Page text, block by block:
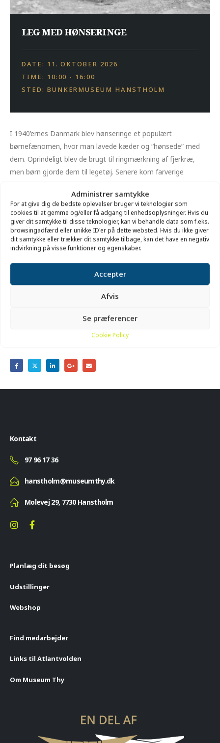
Administrer samtykke
For at give dig de bedste oplevelser bruger vi teknologier som
cookies til at gemme og/eller få adgang til enhedsoplysninger. Hvis du
giver dit samtykke til disse teknologier, kan vi behandle data som f.eks.
browsingadfærd eller unikke ID'er på dette websted. Hvis du ikke giver
dit samtykke eller trækker dit samtykke tilbage, kan det have en negativ
indvirkning på visse funktioner og egenskaber.
Accepter
Afvis
Se præferencer
Cookie Policy
LEG MED HØNSERINGE
DATE: 11. OKTOBER 2026
TIME: 10:00 - 16:00
STED: BUNKERMUSEUM HANSTHOLM
I 1940’ernes Danmark blev hønseringe et populært
børnefænomen, hvor man lavede kæder og “hønsede” med
dem. Oprindeligt blev de brugt til ringmærkning af fjerkræ,
men børn gjorde dem til legetøj. Senere kom farverige
På Bunkermuseum Hanstholm kan børn i efterårsferien prøve
at “hønse” og opleve den sjove
historie bag.
Pris:Entré.
Bunkermuseum Hanstholm, Molevej 29, Hanstholm
Kontakt
97 96 17 36
hanstholm@museumthy.dk
Molevej 29, 7730 Hanstholm
Planlæg dit besøg
Udstillinger
Webshop
Find medarbejder
Links til Atlantvolden
Om Museum Thy